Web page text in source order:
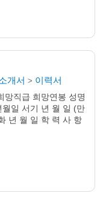
개서 > 이력서
망직급 희망연봉 성명
일 서기 년 월 일 (만
년 월 일 학 력 사 항